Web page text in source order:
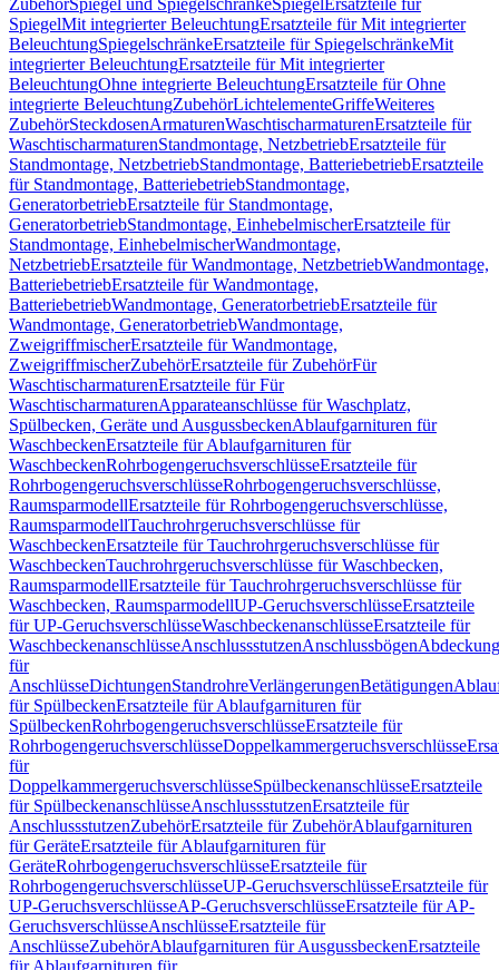
ZubehörSpiegel und SpiegelschränkeSpiegel Ersatzteile für
SpiegelMit integrierter BeleuchtungErsatzteile für Mit integrierter
BeleuchtungSpiegelschränkeErsatzteile für SpiegelschränkeMit
integrierter BeleuchtungErsatzteile für Mit integrierter
BeleuchtungOhne integrierte BeleuchtungErsatzteile für Ohne
integrierte BeleuchtungZubehörLichtelementeGriffeWeiteres
ZubehörSteckdosenArmaturenWaschtischarmaturenErsatzteile für
WaschtischarmaturenStandmontage, NetzbetriebErsatzteile für
Standmontage, NetzbetriebStandmontage, BatteriebetriebErsatzteile
für Standmontage, BatteriebetriebStandmontage,
GeneratorbetriebErsatzteile für Standmontage,
GeneratorbetriebStandmontage, EinhebelmischerErsatzteile für
Standmontage, EinhebelmischerWandmontage,
NetzbetriebErsatzteile für Wandmontage, NetzbetriebWandmontage,
BatteriebetriebErsatzteile für Wandmontage,
BatteriebetriebWandmontage, GeneratorbetriebErsatzteile für
Wandmontage, GeneratorbetriebWandmontage,
ZweigriffmischerErsatzteile für Wandmontage,
ZweigriffmischerZubehörErsatzteile für ZubehörFür
WaschtischarmaturenErsatzteile für Für
WaschtischarmaturenApparateanschlüsse für Waschplatz,
Spülbecken, Geräte und AusgussbeckenAblaufgarnituren für
WaschbeckenErsatzteile für Ablaufgarnituren für
WaschbeckenRohrbogengeruchsverschlüsseErsatzteile für
RohrbogengeruchsverschlüsseRohrbogengeruchsverschlüsse,
RaumsparmodellErsatzteile für Rohrbogengeruchsverschlüsse,
RaumsparmodellTauchrohrgeruchsverschlüsse für
WaschbeckenErsatzteile für Tauchrohrgeruchsverschlüsse für
WaschbeckenTauchrohrgeruchsverschlüsse für Waschbecken,
RaumsparmodellErsatzteile für Tauchrohrgeruchsverschlüsse für
Waschbecken, RaumsparmodellUP-GeruchsverschlüsseErsatzteile
für UP-GeruchsverschlüsseWaschbeckenanschlüsseErsatzteile für
WaschbeckenanschlüsseAnschlussstutzenAnschlussbögen
für
AnschlüsseDichtungenStandrohreVerlängerungenBetätigungen
für SpülbeckenErsatzteile für Ablaufgarnituren für
SpülbeckenRohrbogengeruchsverschlüsseErsatzteile für
RohrbogengeruchsverschlüsseDoppelkammergeruchsverschlüsse
für
DoppelkammergeruchsverschlüsseSpülbeckenanschlüsseErsatzteile
für SpülbeckenanschlüsseAnschlussstutzenErsatzteile für
AnschlussstutzenZubehörErsatzteile für ZubehörAblaufgarnituren
für GeräteErsatzteile für Ablaufgarnituren für
GeräteRohrbogengeruchsverschlüsseErsatzteile für
RohrbogengeruchsverschlüsseUP-GeruchsverschlüsseErsatzteile für
UP-GeruchsverschlüsseAP-GeruchsverschlüsseErsatzteile für AP-
GeruchsverschlüsseAnschlüsseErsatzteile für
AnschlüsseZubehörAblaufgarnituren für AusgussbeckenErsatzteile
für Ablaufgarnituren für